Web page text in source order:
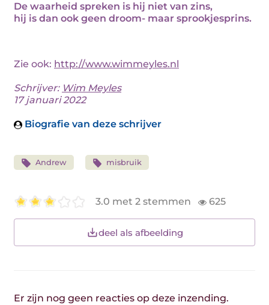
De waarheid spreken is hij niet van zins,
hij is dan ook geen droom- maar sprookjesprins.
Zie ook: http://www.wimmeyles.nl
Schrijver: Wim Meyles
17 januari 2022
Biografie van deze schrijver
Andrew misbruik
3.0 met 2 stemmen 625
deel als afbeelding
Er zijn nog geen reacties op deze inzending.